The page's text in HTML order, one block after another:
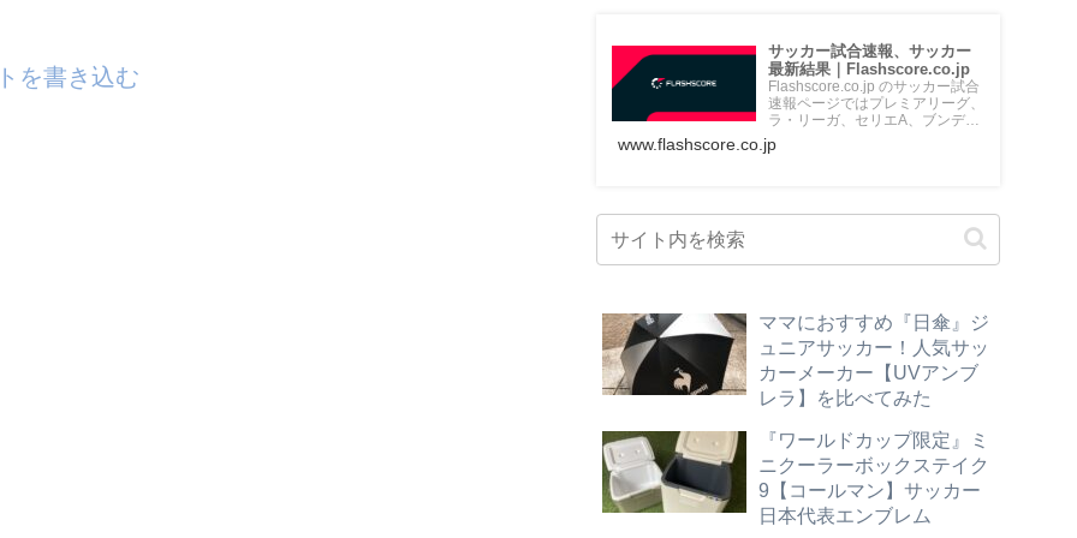
を書き込む
サッカー試合速報、サッカー
最新結果｜Flashscore.co.jp
Flashscore.co.jp のサッカー試合
速報ページではプレミアリーグ、
ラ・リーガ、セリエA、ブンデス
www.flashscore.co.jp
ママにおすすめ『日傘』ジ
ュニアサッカー！人気サッ
カーメーカー【UVアンブ
レラ】を比べてみた
『ワールドカップ限定』ミ
ニクーラーボックステイク
9【コールマン】サッカー
日本代表エンブレム